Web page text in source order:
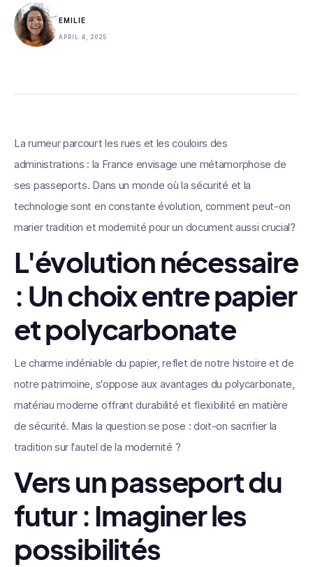
EMILIE
APRIL 4, 2025
La rumeur parcourt les rues et les couloirs des
administrations : la France envisage une métamorphose de
ses passeports. Dans un monde où la sécurité et la
technologie sont en constante évolution, comment peut-on
marier tradition et modernité pour un document aussi crucial?
L'évolution nécessaire
: Un choix entre papier
et polycarbonate
Le charme indéniable du papier, reflet de notre histoire et de
notre patrimoine, s'oppose aux avantages du polycarbonate,
matériau moderne offrant durabilité et flexibilité en matière
de sécurité. Mais la question se pose : doit-on sacrifier la
tradition sur l'autel de la modernité ?
Vers un passeport du
futur : Imaginer les
possibilités